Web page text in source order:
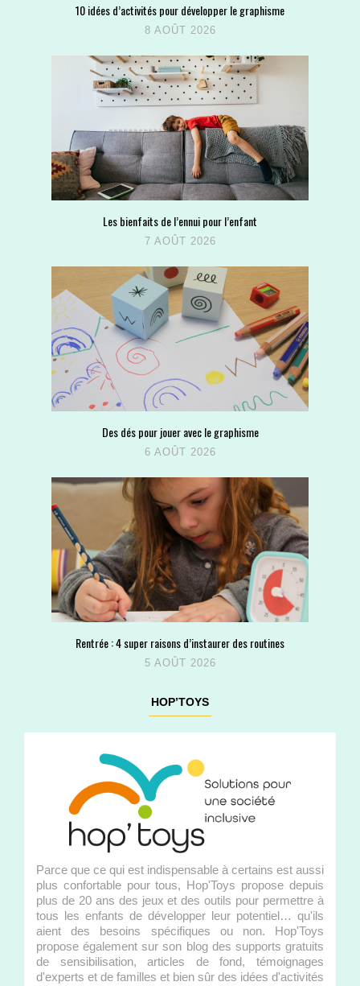
10 idées d’activités pour développer le graphisme
8 AOÛT 2026
Les bienfaits de l’ennui pour l’enfant
7 AOÛT 2026
Des dés pour jouer avec le graphisme
6 AOÛT 2026
Rentrée : 4 super raisons d’instaurer des routines
5 AOÛT 2026
HOP’TOYS
Parce que ce qui est indispensable à certains est aussi
plus confortable pour tous, Hop'Toys propose depuis
plus de 20 ans des jeux et des outils pour permettre à
tous les enfants de développer leur potentiel… qu'ils
aient des besoins spécifiques ou non. Hop'Toys
propose également sur son blog des supports gratuits
de sensibilisation, articles de fond, témoignages
d'experts et de familles et bien sûr des idées d'activités